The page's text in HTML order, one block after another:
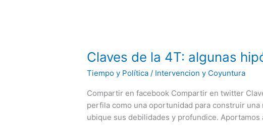
Claves de la 4T: algunas
Tiempo y Política / Intervencion y Coyuntura
Compartir en facebook Compartir en twitter
perfila como una oportunidad para construir
ubique sus debilidades y profundice.
Claves
la
4T:
algunas
hipótesis